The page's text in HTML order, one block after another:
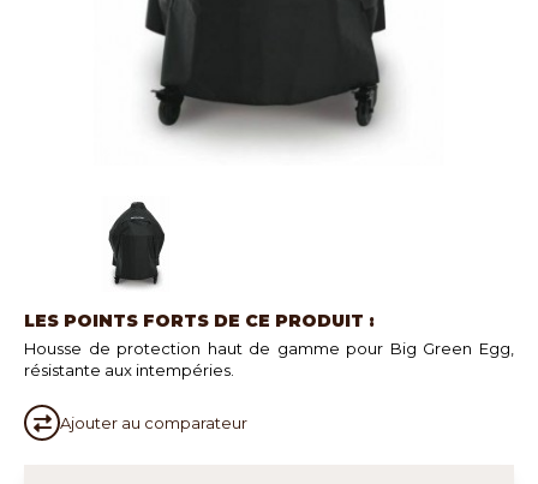
LES POINTS FORTS DE CE PRODUIT :
Housse de protection haut de gamme pour Big Green Egg,
résistante aux intempéries.
Ajouter au comparateur